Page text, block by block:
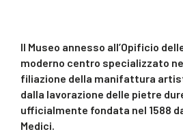
Il Museo annesso all’Opificio
moderno centro specializzato
filiazione della manifattura
dalla lavorazione delle pietre
ufficialmente fondata nel 1588
Medici.